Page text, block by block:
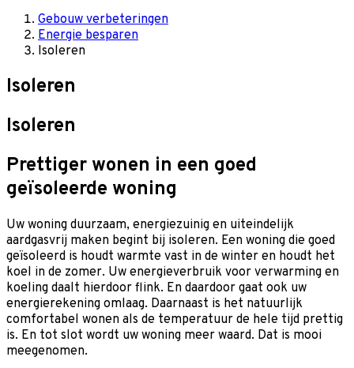
Gebouw verbeteringen
Energie besparen
Isoleren
Isoleren
Isoleren
Prettiger wonen in een goed
geïsoleerde woning
Uw woning duurzaam, energiezuinig en uiteindelijk
aardgasvrij maken begint bij isoleren. Een woning die goed
geïsoleerd is houdt warmte vast in de winter en houdt het
koel in de zomer. Uw energieverbruik voor verwarming en
koeling daalt hierdoor flink. En daardoor gaat ook uw
energierekening omlaag. Daarnaast is het natuurlijk
comfortabel wonen als de temperatuur de hele tijd prettig
is. En tot slot wordt uw woning meer waard. Dat is mooi
meegenomen.